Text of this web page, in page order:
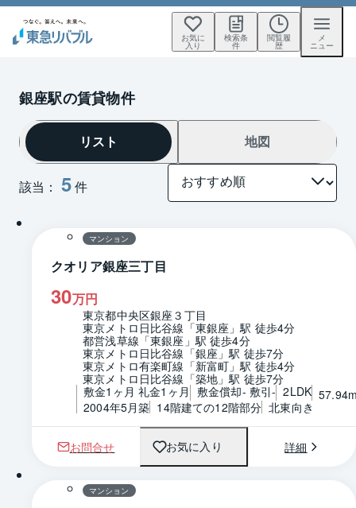
お気に
入り
検索条
件
閲覧履
歴
メ
ニュー
銀座駅の賃貸物件
該当： 5件
リスト 地図
1 / 0 間取り
マンション
クオリア銀座三丁目
30万円
東京都中央区銀座３丁目
東京メトロ日比谷線「東銀座」駅 徒歩4分
都営浅草線「東銀座」駅 徒歩4分
東京メトロ日比谷線「銀座」駅 徒歩7分
東京メトロ有楽町線「新富町」駅 徒歩4分
東京メトロ日比谷線「築地」駅 徒歩7分
敷金1ヶ月 礼金1ヶ月 敷金償却- 敷引- 2LDK
2004年5月築 14階建ての12階部分 北東向き
お問合せ お気に入り 詳細
1 / 0 間取り
マンション